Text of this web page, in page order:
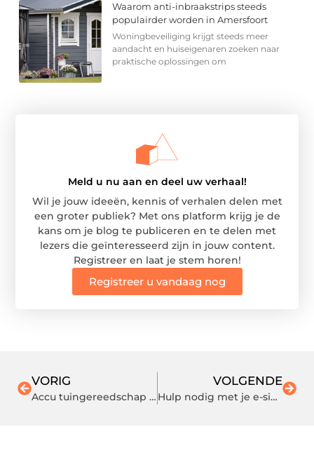
Waarom anti-inbraakstrips steeds
populairder worden in Amersfoort
Woningbeveiliging krijgt steeds meer
aandacht en huiseigenaren zoeken naar
praktische oplossingen om
Meld u nu aan en deel uw verhaal!
Wil je jouw ideeën, kennis of verhalen delen met
een groter publiek? Met ons platform krijg je de
kans om je blog te publiceren en te delen met
lezers die geïnteresseerd zijn in jouw content.
Registreer en laat je stem horen!
Registreer u vandaag nog
VORIG
Accu tuingereedschap van een STIHL dealer
VOLGENDE
Hulp nodig met je e-sigaret?